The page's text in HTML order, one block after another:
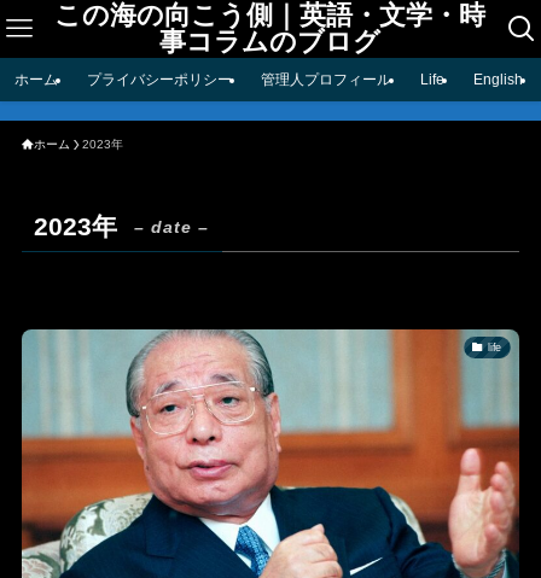
この海の向こう側｜英語・文学・時
事コラムのブログ
ホーム プライバシーポリシー 管理人プロフィール Life English
ホーム 2023年
2023年 – date –
life